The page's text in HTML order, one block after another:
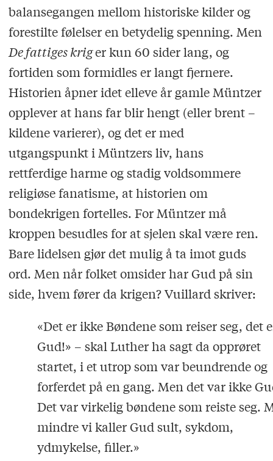
balansegangen mellom historiske kilder og
forestilte følelser en betydelig spenning. Men
De fattiges kriger kun 60 sider lang, og
fortiden som formidles er langt fjernere.
Historien åpner idet elleve år gamle Müntzer
opplever at hans far blir hengt (eller brent –
kildene varierer), og det er med
utgangspunkt i Müntzers liv, hans
rettferdige harme og stadig voldsommere
religiøse fanatisme, at historien om
bondekrigen fortelles. For Müntzer må
kroppen besudles for at sjelen skal være ren.
Bare lidelsen gjør det mulig å ta imot guds
ord. Men når folket omsider har Gud på sin
side, hvem fører da krigen? Vuillard skriver:
«Det er ikke Bøndene som reiser seg, det
Gud!» – skal Luther ha sagt da opprøret
startet, i et utrop som var beundrende og
forferdet på en gang. Men det var ikke
Det var virkelig bøndene som reiste seg.
mindre vi kaller Gud sult, sykdom,
ydmykelse, filler.»